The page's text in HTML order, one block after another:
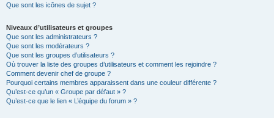
Que sont les icônes de sujet ?
Niveaux d’utilisateurs et groupes
Que sont les administrateurs ?
Que sont les modérateurs ?
Que sont les groupes d’utilisateurs ?
Où trouver la liste des groupes d’utilisateurs et comment les rejoindre ?
Comment devenir chef de groupe ?
Pourquoi certains membres apparaissent dans une couleur différente ?
Qu’est-ce qu’un « Groupe par défaut » ?
Qu’est-ce que le lien « L’équipe du forum » ?